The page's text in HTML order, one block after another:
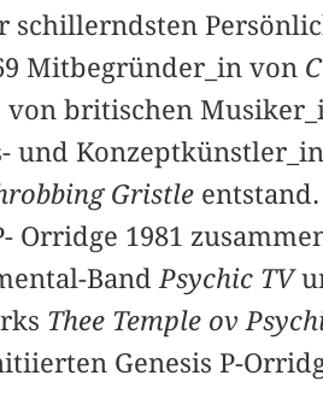
schillerndsten
Mitbegründer_in von
von britischen
und
Gristle
Orridge 1981
Band Psychic TV
Thee Temple ov
Genesis P-